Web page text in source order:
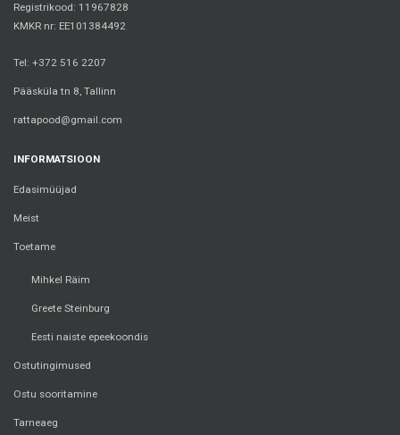
Registrikood: 11967828
KMKR nr: EE101384492
Tel: +372 516 2207
Pääsküla tn 8, Tallinn
rattapood@gmail.com
INFORMATSIOON
Edasimüüjad
Meist
Toetame
Mihkel Räim
Greete Steinburg
Eesti naiste epeekoondis
Ostutingimused
Ostu sooritamine
Tarneaeg